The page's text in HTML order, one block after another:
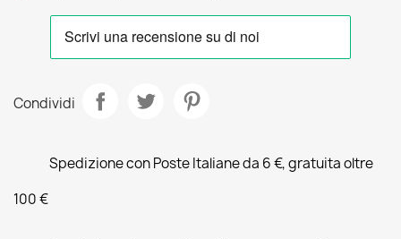
Condividi
Spedizione con Poste Italiane da 6 €, gratuita oltre
100 €